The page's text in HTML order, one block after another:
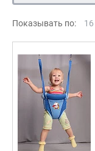
Показывать по: 16